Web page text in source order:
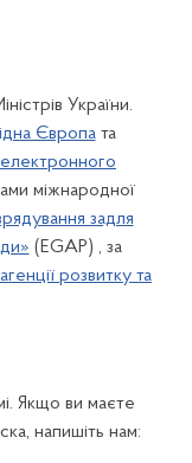
України.
Європата
міжнародної
задля
(EGAP) , за
розвитку та
Якщо ви маєте
напишіть нам: